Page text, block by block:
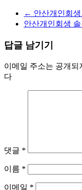
← 안산개인회
안산개인회생
답글 남기기
이메일 주소는 공개되
다
댓글 *
이름 *
이메일 *